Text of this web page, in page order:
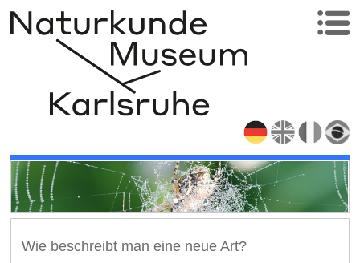
Wie beschreibt man eine neue Art?